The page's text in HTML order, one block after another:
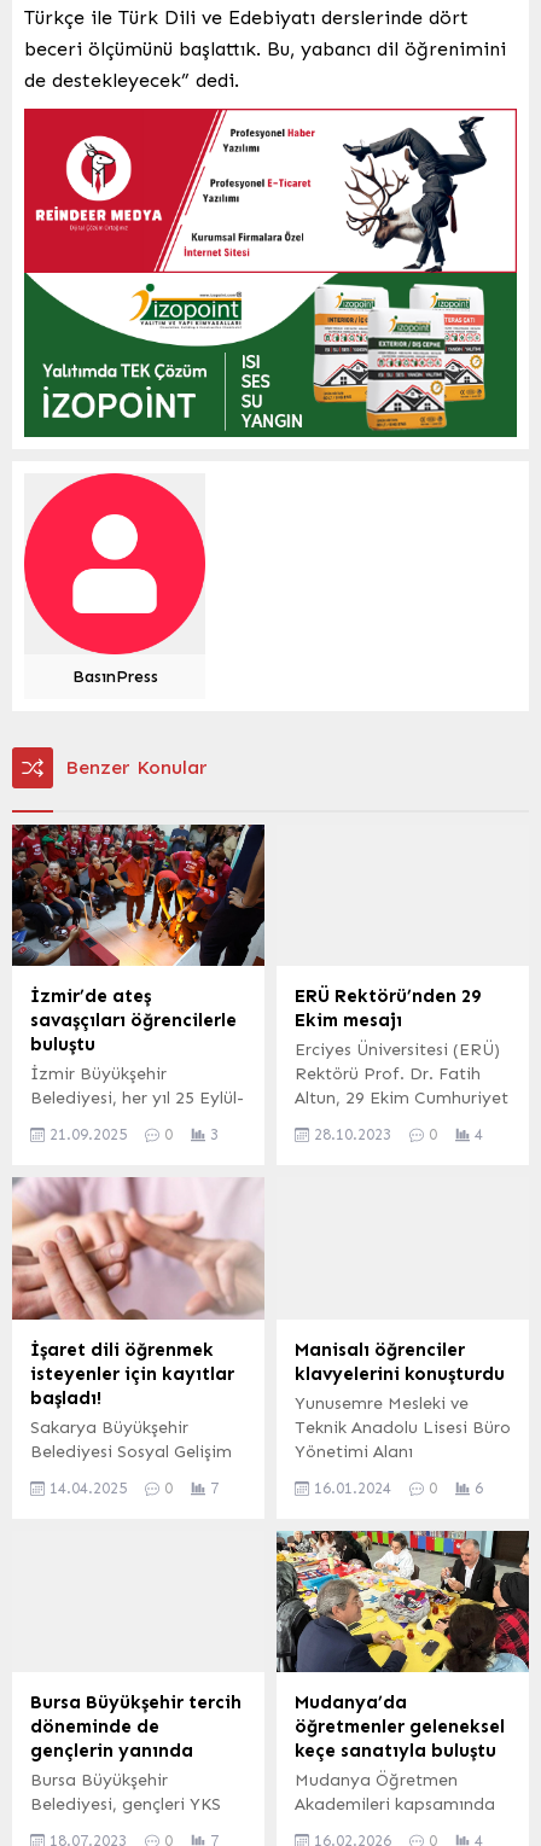
Türkçe ile Türk Dili ve Edebiyatı derslerinde dört
beceri ölçümünü başlattık. Bu, yabancı dil öğrenimini
de destekleyecek” dedi.
BasınPress
Benzer Konular
İzmir’de ateş
savaşçıları öğrencilerle
buluştu
İzmir Büyükşehir
Belediyesi, her yıl 25 Eylül-
kutlanan İtfaiye Haftası
ateş savaşçıları ile
öğrencileri buluşturdu.
Öğrencilere yangın
güvenliği ve temel afet
bilinci konularında eğitim
verildi. Öğrenciler de
yaptıkları resimler ve
yazdıkları şiirlerle ekiplere
teşekkür etti. İZMİR
(İGFA) – İzmir Büyükşehir
Belediyesi İtfaiye Dairesi
Başkanlığı ile...
21.09.2025 0 3
ERÜ Rektörü’nden 29
Ekim mesajı
Erciyes Üniversitesi (ERÜ)
Rektörü Prof. Dr. Fatih
Altun, 29 Ekim Cumhuriyet
mesaj yayımlayarak,
Ekim 1923’te Türkiye
Büyük Millet Meclisi
tarafından yapılan
Anayasa değişikliği ile bu
yıl büyük onur...
28.10.2023 0 4
İşaret dili öğrenmek
isteyenler için kayıtlar
başladı!
Sakarya Büyükşehir
Belediyesi Sosyal Gelişim
iletişim engellerini
alınacak.
14.04.2025 0 7
Manisalı öğrenciler
klavyelerini konuşturdu
Yunusemre Mesleki ve
Teknik Anadolu Lisesi Büro
Yönetimi Alanı
Dönem Sonu Faaliyet
Klavyede Hızlı Yazı
Yazma Yarışması
düzenlendi. MANİSA
(İGFA)- Manisa’da
Yunusemre MTAL Büro
Yönetimi’nce düzenlenen
dönem sonu faaliyet
haftasındaki yarışmaya
okulun farklı alanlarından
öğrenciler katıldı. Yarışma
organizasyonu ve
değerlendirme jüriliği
okulun Büro Yönetimi
16.01.2024 0 6
Bursa Büyükşehir tercih
döneminde de
gençlerin yanında
Bursa Büyükşehir
Belediyesi, gençleri YKS
18.07.2023 0 7
Mudanya’da
öğretmenler geleneksel
keçe sanatıyla buluştu
Mudanya Öğretmen
Akademileri kapsamında
16.02.2026 0 4